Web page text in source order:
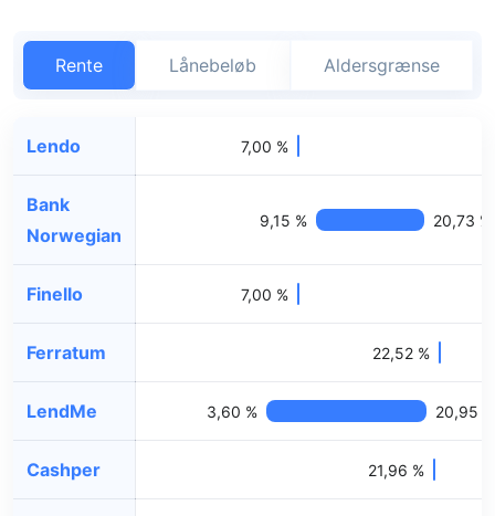
Rente Lånebeløb Aldersgrænse
Lendo 7,00 %
Bank
Norwegian
9,15 % 20,73 %
Finello 7,00 %
Ferratum 22,52 %
LendMe 3,60 % 20,95 %
Cashper 21,96 %